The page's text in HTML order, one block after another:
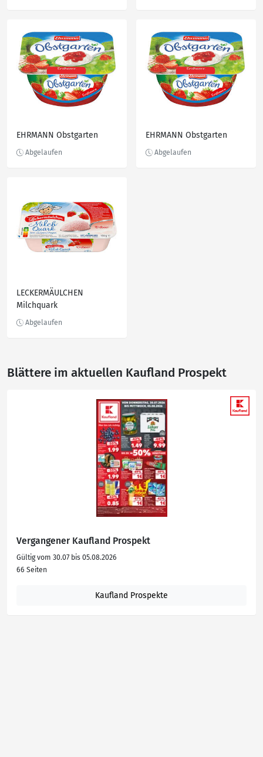
EHRMANN Obstgarten EHRMANN Obstgarten
LECKERMÄULCHEN
Milchquark
Blättere im aktuellen Kaufland Prospekt
Vergangener Kaufland Prospekt
Gültig vom 30.07 bis 05.08.2026
66 Seiten
Kaufland Prospekte